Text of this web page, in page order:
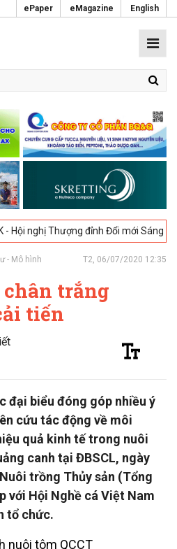
ePaper eMagazine English
Thượng đỉnh Đổi mới Sáng tạo trong
- Mô hình T2, 06/07/2020 12:35
trắng
tiến
đại biểu đóng góp nhiều ý
cứu tác động về môi
quả kinh tế trong nuôi
canh tại ĐBSCL, ngày
trồng Thủy sản (Tổng
với Hội Nghề cá Việt Nam
tổ chức.